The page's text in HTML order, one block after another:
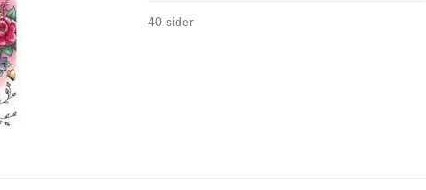
40 sider